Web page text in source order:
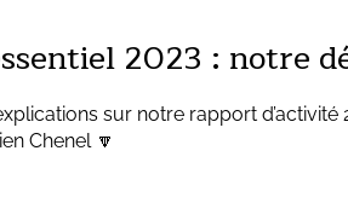
2023 : notre
sur notre rapport
Chenel 🔽